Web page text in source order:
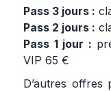
Pass 3 jours :
Pass 2 jours :
Pass 1 jour :
VIP 65 €
D’autres offres